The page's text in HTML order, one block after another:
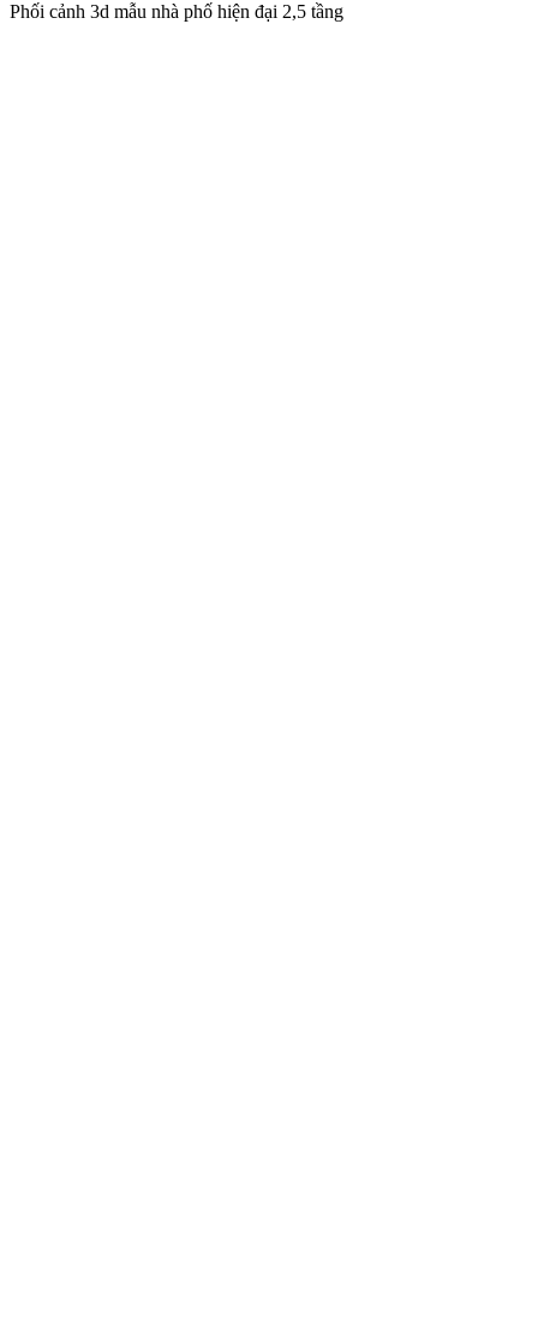
Phối cảnh 3d mẫu nhà phố hiện đại 2,5 tầng